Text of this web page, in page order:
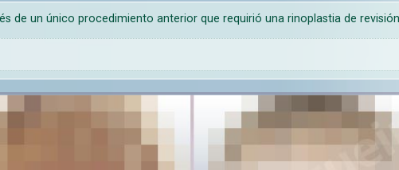
de un único procedimiento anterior que requirió una rinoplastia de